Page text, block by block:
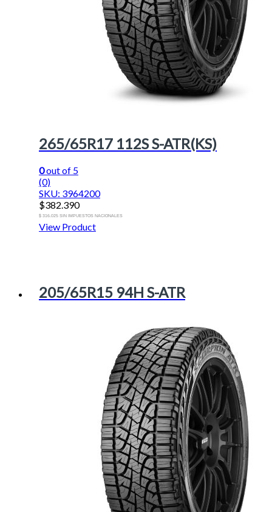
265/65R17 112S S-ATR(KS)
0out of 5
(0)
SKU: 3964200
$382.390
$ 316.025 SIN IMPUESTOS NACIONALES
View Product
205/65R15 94H S-ATR